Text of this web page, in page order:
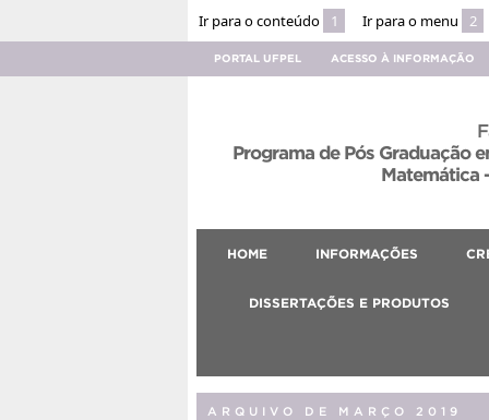
Ir para o conteúdo 1 Ir para o menu 2
PORTAL UFPEL ACESSO À INFORMAÇÃO
Programa de Pós Graduação
Matemática
HOME INFORMAÇÕES
DISSERTAÇÕES E PRODUTOS
ARQUIVO DE MARÇO 2019